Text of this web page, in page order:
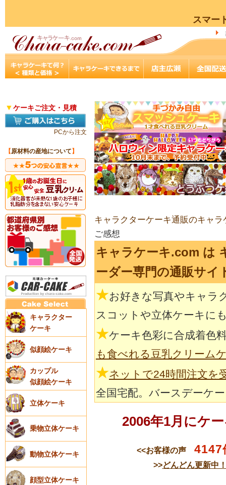
スマー
▼ケーキご注文・見積
PCから注文
【原材料の産地について 】
キャラクター
ケーキ
似顔絵ケーキ
カップル
似顔絵ケーキ
立体ケーキ
乗物立体ケーキ
動物立体ケーキ
顔型立体ケーキ
キャラクターケーキ通販のキャラ
ご感想
キャラケーキ.com は
ーダー専門の通販サイ
★お好きな写真やキャラ
スコットや立体ケーキに
★ケーキ色彩に合成着色
も食べれる豆乳クリーム
★ネットで24時間注文を
全国宅配。バースデーケ
2006年1月にケ
<<お客様の声 4147
>>どんどん更新中